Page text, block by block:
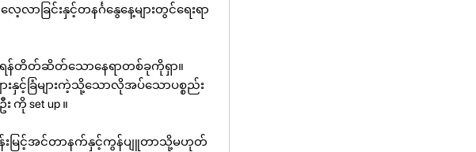
ာခြင်းနှင့်တနင်္ဂနွေနေ့များတွင်ရေးရာ
ရန်တိတ်ဆိတ်သောနေရာတစ်ခုကိုရှာ။
င့်ခြံများကဲ့သို့သောလိုအပ်သောပစ္စည်း
ကို set up ။
းမြင့်အင်တာနက်နှင့်ကွန်ပျူတာသို့မဟုတ်